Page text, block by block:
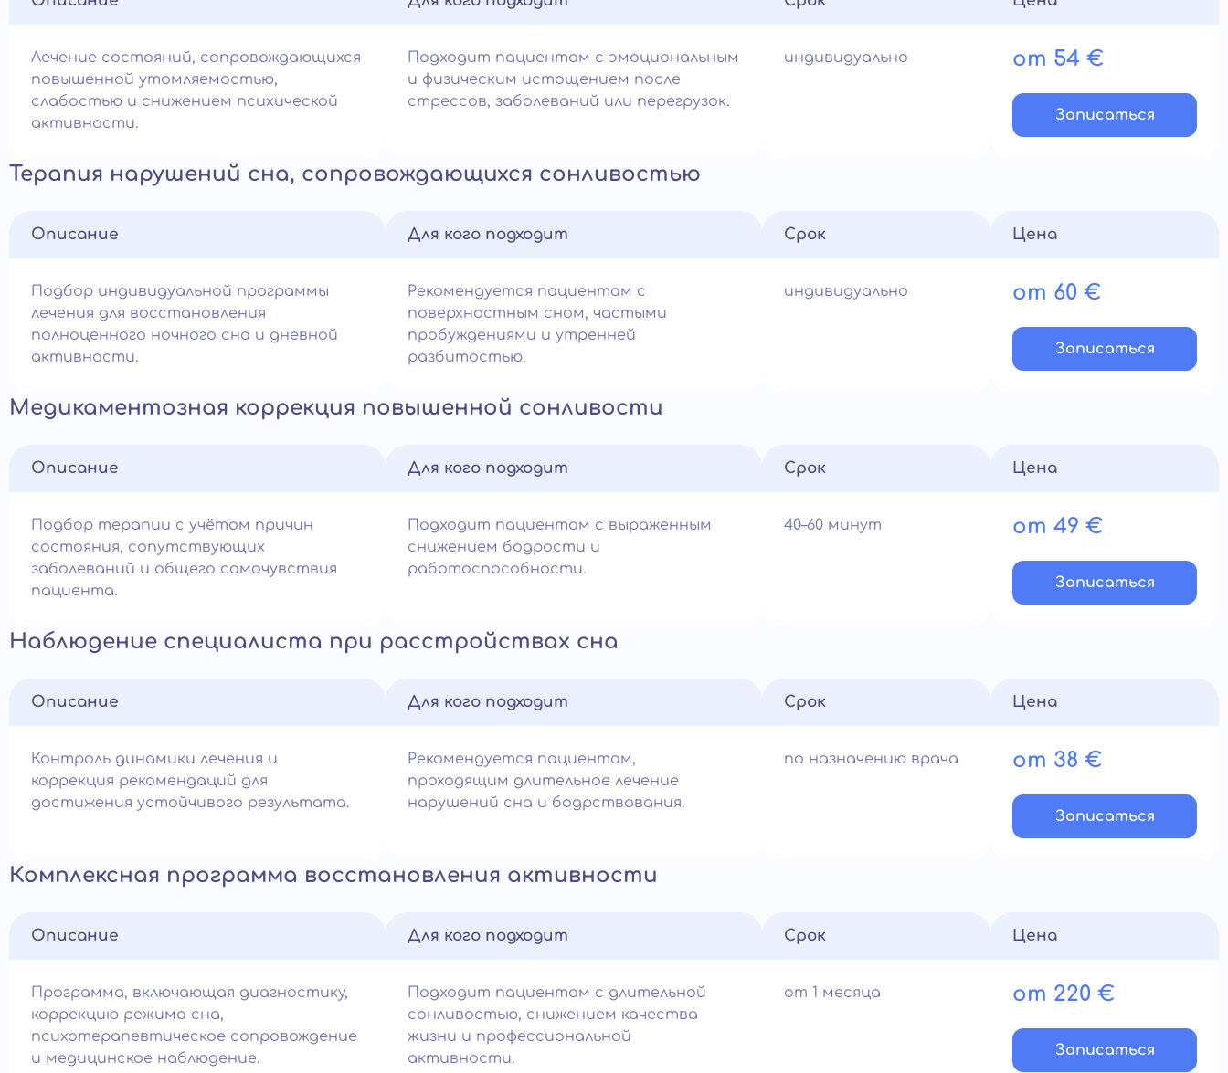
Лечение состояний, сопровождающихся
повышенной утомляемостью,
слабостью и снижением психической
активности.
Подходит пациентам с эмоциональным
и физическим истощением после
стрессов, заболеваний или перегрузок.
индивидуально от 54 €
Записатьcя
Терапия нарушений сна, сопровождающихся сонливостью
Описание
Подбор индивидуальной программы
лечения для восстановления
полноценного ночного сна и дневной
активности.
Для кого подходит
Рекомендуется пациентам с
поверхностным сном, частыми
пробуждениями и утренней
разбитостью.
Срок
индивидуально
Цена
от 60 €
Записатьcя
Медикаментозная коррекция повышенной сонливости
Описание
Подбор терапии с учётом причин
состояния, сопутствующих
заболеваний и общего самочувствия
пациента.
Для кого подходит
Подходит пациентам с выраженным
снижением бодрости и
работоспособности.
Срок
40–60 минут
Цена
от 49 €
Записатьcя
Наблюдение специалиста при расстройствах сна
Описание
Контроль динамики лечения и
коррекция рекомендаций для
достижения устойчивого результата.
Для кого подходит
Рекомендуется пациентам,
проходящим длительное лечение
нарушений сна и бодрствования.
Срок
по назначению врача
Цена
от 38 €
Записатьcя
Комплексная программа восстановления активности
Описание
Программа, включающая диагностику,
коррекцию режима сна,
психотерапевтическое сопровождение
и медицинское наблюдение.
Для кого подходит
Подходит пациентам с длительной
сонливостью, снижением качества
жизни и профессиональной
активности.
Срок
от 1 месяца
Цена
от 220 €
Записатьcя